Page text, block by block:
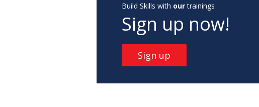
Build Skills with ourtrainings
Sign up now!
Sign up